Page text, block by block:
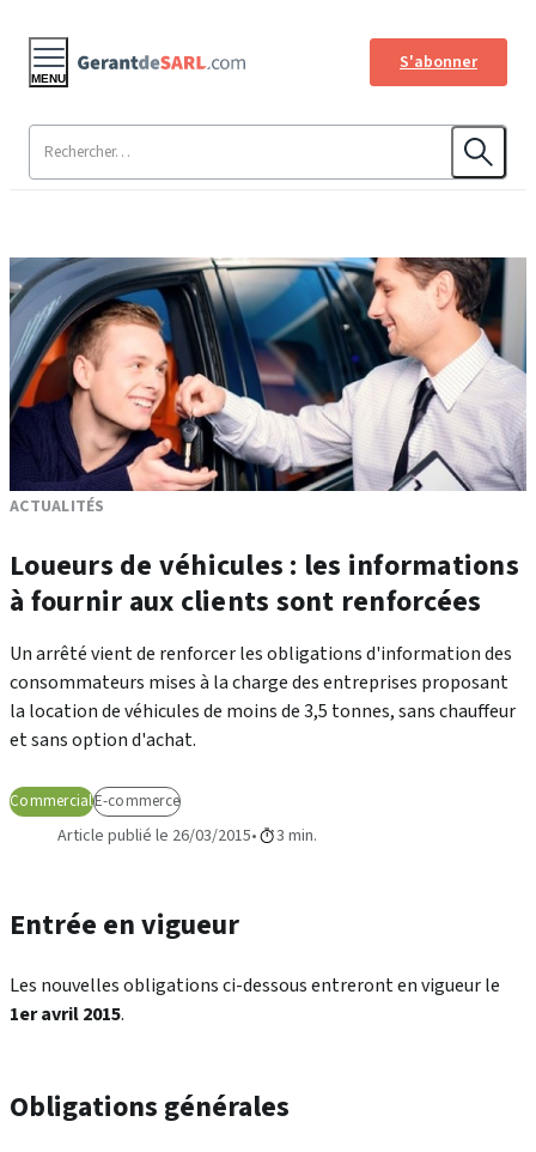
S'abonner
MENU
ACTUALITÉS
Loueurs de véhicules : les informations
à fournir aux clients sont renforcées
Un arrêté vient de renforcer les obligations d'information des
consommateurs mises à la charge des entreprises proposant
la location de véhicules de moins de 3,5 tonnes, sans chauffeur
et sans option d'achat.
CommercialE-commerce
Article publié le 26/03/2015 3 min.
Entrée en vigueur
Les nouvelles obligations ci-dessous entreront en vigueur le
1er avril 2015.
Obligations générales